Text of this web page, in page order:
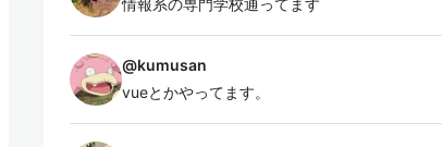
情報系の専門学校通ってます
@kumusan
vueとかやってます。